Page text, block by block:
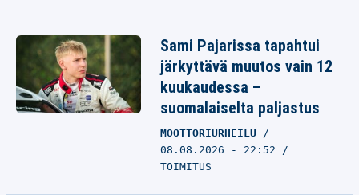
Sami Pajarissa tapahtui
järkyttävä muutos vain 12
kuukaudessa –
suomalaiselta paljastus
MOOTTORIURHEILU
08.08.2026 - 22:52
TOIMITUS